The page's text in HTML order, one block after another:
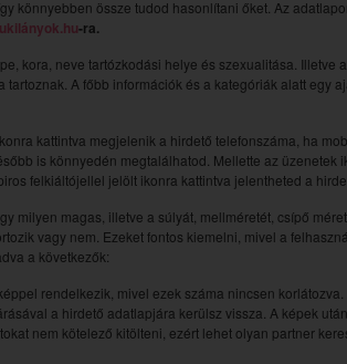
könnyebben össze tudod hasonlítani őket. Az
-ra.
kora, neve tartózkodási helye és szexualitása. Illetve
A főbb információk és a kategóriák alatt
kattintva megjelenik a hirdető telefonszáma, ha
is könnyedén megtalálhatod. Mellette az
felkiáltójellel jelölt ikonra kattintva jelentheted a
milyen magas, illetve a súlyát, mellméretét, csípő
vagy nem. Ezeket fontos kiemelni, mivel a
a következők:
rendelkezik, mivel ezek száma nincsen
a hirdető adatlapjára kerülsz vissza. A képek
nem kötelező kitölteni, ezért lehet olyan partner